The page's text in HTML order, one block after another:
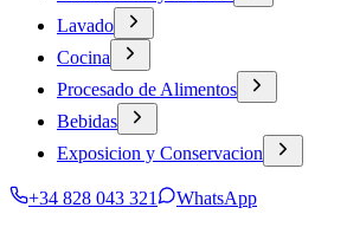
Lavado
Cocina
Procesado de Alimentos
Bebidas
Exposicion y Conservacion
+34 828 043 321
WhatsApp